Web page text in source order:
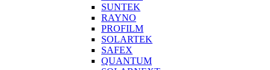
SUNTEK
RAYNO
PROFILM
SOLARTEK
SAFEX
QUANTUM